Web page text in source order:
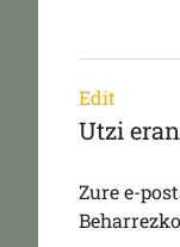
Edit
Utzi
Zure e-